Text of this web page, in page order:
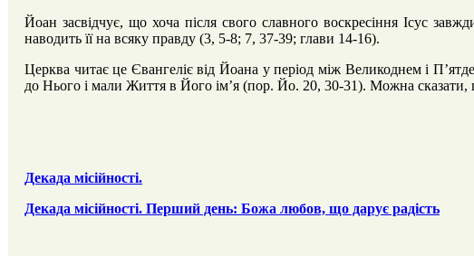
Йоан засвідчує, що хоча після свого славного воскресіння Ісус
наводить її на всяку правду (3, 5-8; 7, 37-39; глави 14-16).
Церква читає це Євангеліє від Йоана у період між Великоднем і
до Нього і мали Життя в Його ім’я (пор. Йо. 20, 30-31). Можна сказати,
Декада місійності.
Декада місійності. Перший день: Божа любов, що дарує радість